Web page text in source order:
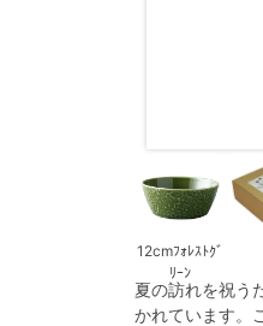
12cmﾌｫﾚｽﾄｸﾞ
ﾘｰﾝ
夏の訪れを祝う
かれています。